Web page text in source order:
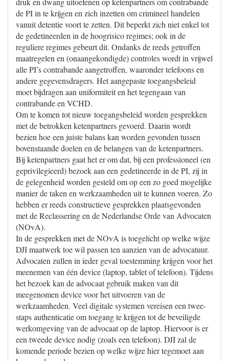
de PI in te krijgen en zich inzetten om crimineel handelen
vanuit detentie voort te zetten. Dit beperkt zich niet enkel tot
de gedetineerden in de hoogrisico regimes; ook in de
reguliere regimes gebeurt dit. Ondanks de reeds getroffen
maatregelen en (onaangekondigde) controles wordt in vrijwel
alle PI’s contrabande aangetroffen, waaronder telefoons en
andere gegevensdragers. Het aangepaste toegangsbeleid
moet bijdragen aan uniformiteit en het tegengaan van
contrabande en VCHD.
Om te komen tot nieuw toegangsbeleid worden gesprekken
met de betrokken ketenpartners gevoerd. Daarin wordt
bezien hoe een juiste balans kan worden gevonden tussen
bovenstaande doelen en de belangen van de ketenpartners.
Bij ketenpartners gaat het er om dat, bij een professioneel (en
geprivilegieerd) bezoek aan een gedetineerde in de PI, zij in
de gelegenheid worden gesteld om op een zo goed mogelijke
manier de taken en werkzaamheden uit te kunnen voeren. Zo
hebben er reeds constructieve gesprekken plaatsgevonden
met de Reclassering en de Nederlandse Orde van Advocaten
(NOvA).
In de gesprekken met de NOvA is toegelicht op welke wijze
DJI maatwerk toe wil passen ten aanzien van de advocatuur.
Advocaten zullen in ieder geval toestemming krijgen voor het
meenemen van één device (laptop, tablet of telefoon). Tijdens
het bezoek kan de advocaat gebruik maken van dit
meegenomen device voor het uitvoeren van de
werkzaamheden. Veel digitale systemen vereisen een twee-
staps authenticatie om toegang te krijgen tot de beveiligde
werkomgeving van de advocaat op de laptop. Hiervoor is er
een tweede device nodig (zoals een telefoon). DJI zal de
komende periode bezien op welke wijze hier tegemoet aan